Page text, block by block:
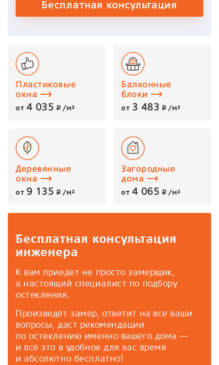
Бесплатная консультация
Пластиковые
окна
от 4 035 p /м²
Балконные
блоки
от 3 483 p /м²
Деревянные
окна
от 9 135 p /м²
Загородные
дома
от 4 065 p /м²
Бесплатная консультация
инженера
К вам приедет не просто замерщик,
а настоящий специалист по подбору
остекления.
Произведёт замер, ответит на все ваши
вопросы, даст рекомендации
по остеклению именно вашего дома —
и всё это в удобное для вас время
и абсолютно бесплатно!